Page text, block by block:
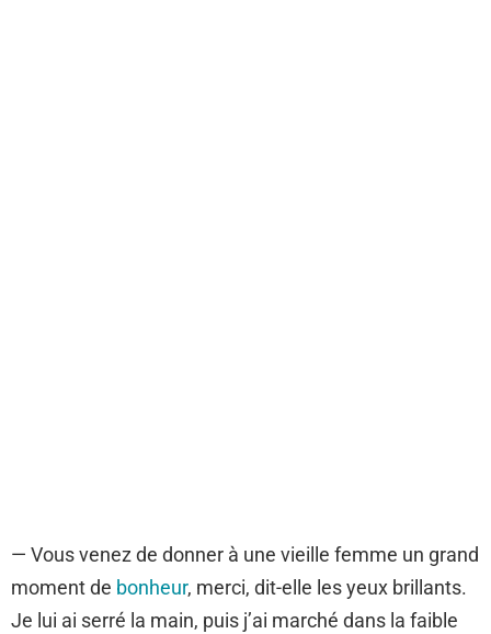
— Vous venez de donner à une vieille femme un grand
moment de bonheur, merci, dit-elle les yeux brillants.
Je lui ai serré la main, puis j’ai marché dans la faible